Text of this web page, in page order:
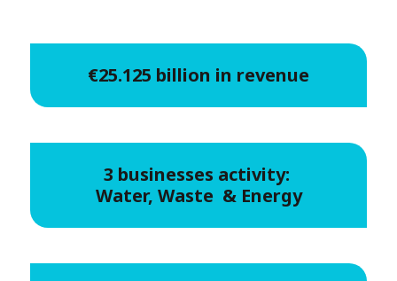
€25.125 billion in revenue
3 businesses activity:
Water, Waste & Energy